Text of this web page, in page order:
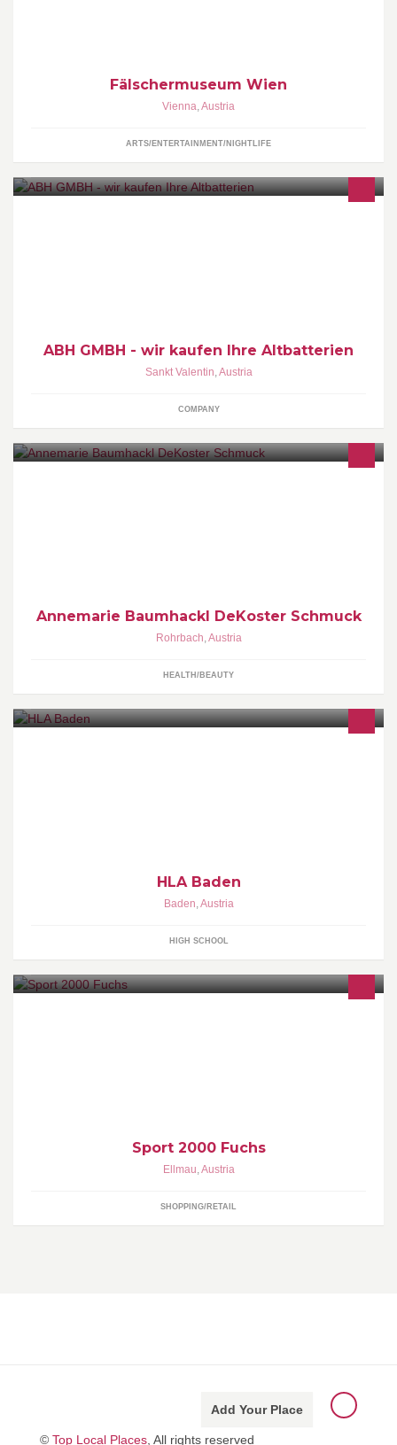
Fälschermuseum Wien
Vienna,Austria
ARTS/ENTERTAINMENT/NIGHTLIFE
ABH GMBH - wir kaufen Ihre Altbatterien
Sankt Valentin,Austria
COMPANY
Annemarie Baumhackl DeKoster Schmuck
Rohrbach,Austria
HEALTH/BEAUTY
HLA Baden
Baden,Austria
HIGH SCHOOL
Sport 2000 Fuchs
Ellmau,Austria
SHOPPING/RETAIL
Add Your Place
© Top Local Places , All rights reserved